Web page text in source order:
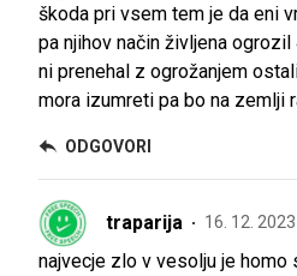
škoda pri vsem tem je da eni
pa njihov način življena
ni prenehal z ogrožanjem
mora izumreti pa bo na zemlji
ODGOVORI
traparija 16. 12.
najvecje zlo v vesolju je